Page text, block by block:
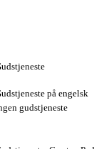
på engelsk
gudstjeneste